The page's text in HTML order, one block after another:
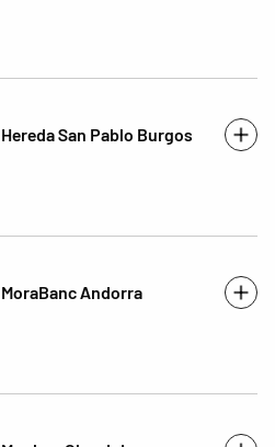
Hereda San Pablo Burgos
MoraBanc Andorra